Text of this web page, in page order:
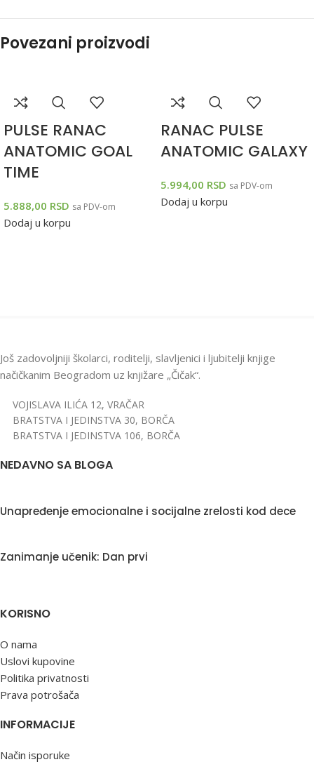
Povezani proizvodi
PULSE RANAC
ANATOMIC GOAL
TIME
5.888,00 RSD sa PDV-om
Dodaj u korpu
RANAC PULSE
ANATOMIC GALAXY
5.994,00 RSD sa PDV-om
Dodaj u korpu
Još zadovoljniji školarci, roditelji, slavljenici i ljubitelji knjige
načičkanim Beogradom uz knjižare „Čičak“.
VOJISLAVA ILIĆA 12, VRAČAR
BRATSTVA I JEDINSTVA 30, BORČA
BRATSTVA I JEDINSTVA 106, BORČA
NEDAVNO SA BLOGA
Unapređenje emocionalne i socijalne zrelosti kod dece
Zanimanje učenik: Dan prvi
KORISNO
O nama
Uslovi kupovine
Politika privatnosti
Prava potrošača
INFORMACIJE
Način isporuke